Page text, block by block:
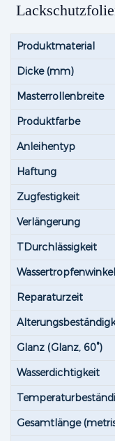
Produktmaterial
Dicke (mm)
Masterrollenbreite
Produktfarbe
Anleihentyp
Haftung
Zugfestigkeit
Verlängerung
TDurchlässigkeit
Wassertropfenwinkel
Reparaturzeit
Glanz (Glanz, 60°)
Wasserdichtigkeit
Gesamtlänge